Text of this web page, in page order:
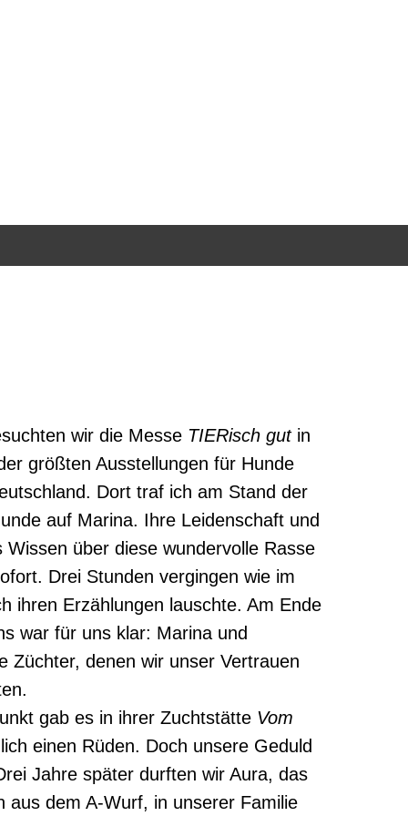
wir die Messe TIERisch gutin
größten Ausstellungen für Hunde
Dort traf ich am Stand der
auf Marina. Ihre Leidenschaft und
Wissen über diese wundervolle Rasse
Drei Stunden vergingen wie im
ihren Erzählungen lauschte. Am Ende
war für uns klar: Marina und
Züchter, denen wir unser Vertrauen
gab es in ihrer Zuchtstätte Vom
einen Rüden. Doch unsere Geduld
Jahre später durften wir Aura, das
aus dem A-Wurf, in unserer Familie